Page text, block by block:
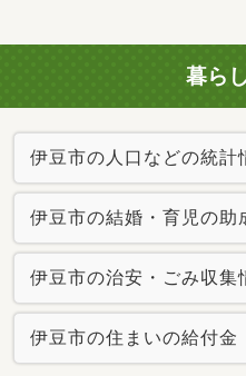
暮ら
伊豆市の人口などの統計
伊豆市の結婚・育児の助
伊豆市の治安・ごみ収集
伊豆市の住まいの給付金